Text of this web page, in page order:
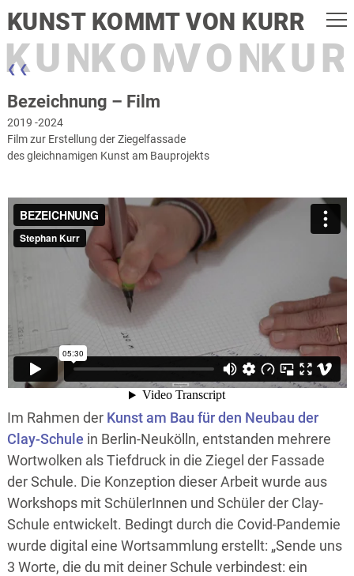
KUNST KOMMT VON KURR
KUNSTKOMMT
VON
❮ ❮
Bezeichnung – Film
2019 -2024
Film zur Erstellung der Ziegelfassade
des gleichnamigen Kunst am Bauprojekts
Im Rahmen der Kunst am Bau für den Neubau der
Clay-Schule in Berlin-Neukölln, entstanden mehrere
Wortwolken als Tiefdruck in die Ziegel der Fassade
der Schule. Die Konzeption dieser Arbeit wurde aus
Workshops mit SchülerInnen und Schüler der Clay-
Schule entwickelt. Bedingt durch die Covid-Pandemie
wurde digital eine Wortsammlung erstellt: „Sende uns
3 Worte, die du mit deiner Schule verbindest: ein